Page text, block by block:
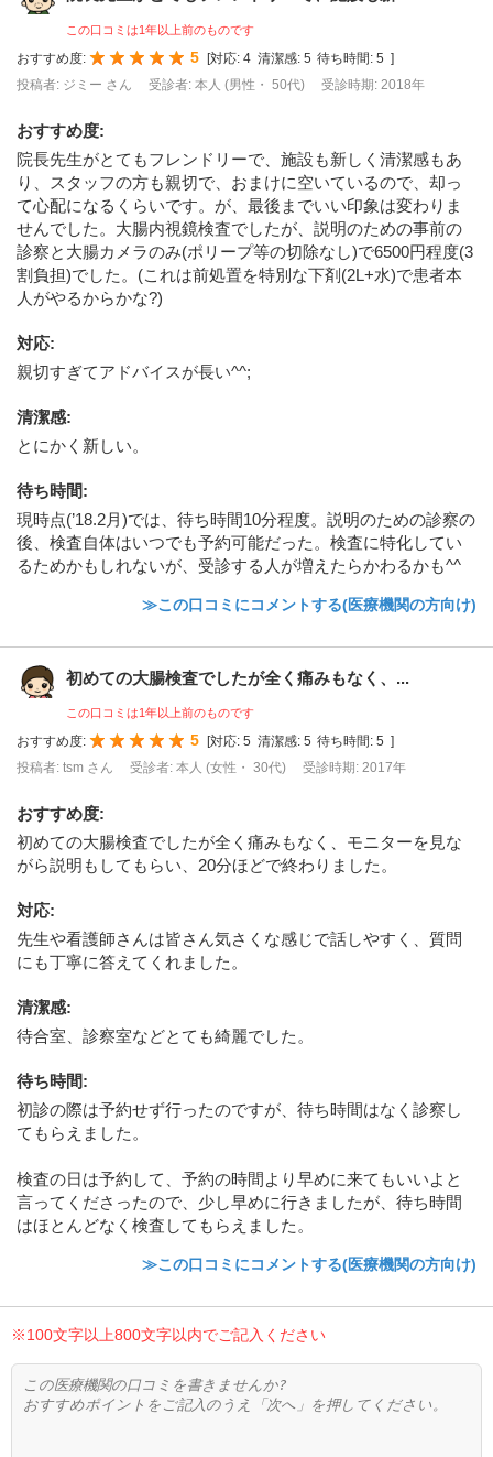
この口コミは1年以上前のものです
おすすめ度: 5 [対応: 4 清潔感: 5 待ち時間: 5 ]
投稿者: ジミー さん
受診者: 本人 (男性・ 50代) 受診時期: 2018年
おすすめ度:
院長先生がとてもフレンドリーで、施設も新しく清潔感もあ
り、スタッフの方も親切で、おまけに空いているので、却っ
て心配になるくらいです。が、最後までいい印象は変わりま
せんでした。大腸内視鏡検査でしたが、説明のための事前の
診察と大腸カメラのみ(ポリープ等の切除なし)で6500円程度(3
割負担)でした。(これは前処置を特別な下剤(2L+水)で患者本
人がやるからかな?)
対応:
親切すぎてアドバイスが長い^^;
清潔感:
とにかく新しい。
待ち時間:
現時点(’18.2月)では、待ち時間10分程度。説明のための診察の
後、検査自体はいつでも予約可能だった。検査に特化してい
るためかもしれないが、受診する人が増えたらかわるかも^^
≫この口コミにコメントする(医療機関の方向け)
初めての大腸検査でしたが全く痛みもなく、...
この口コミは1年以上前のものです
おすすめ度: 5 対応: 5 清潔感: 5 待ち時間: 5
投稿者: tsm さん
受診者: 本人 (女性・ 30代) 受診時期: 2017年
おすすめ度:
初めての大腸検査でしたが全く痛みもなく、モニターを見な
がら説明もしてもらい、20分ほどで終わりました。
対応:
先生や看護師さんは皆さん気さくな感じで話しやすく、質問
にも丁寧に答えてくれました。
清潔感:
待合室、診察室などとても綺麗でした。
待ち時間:
初診の際は予約せず行ったのですが、待ち時間はなく診察し
てもらえました。
検査の日は予約して、予約の時間より早めに来てもいいよと
言ってくださったので、少し早めに行きましたが、待ち時間
はほとんどなく検査してもらえました。
≫この口コミにコメントする(医療機関の方向け)
※100文字以上800文字以内でご記入ください